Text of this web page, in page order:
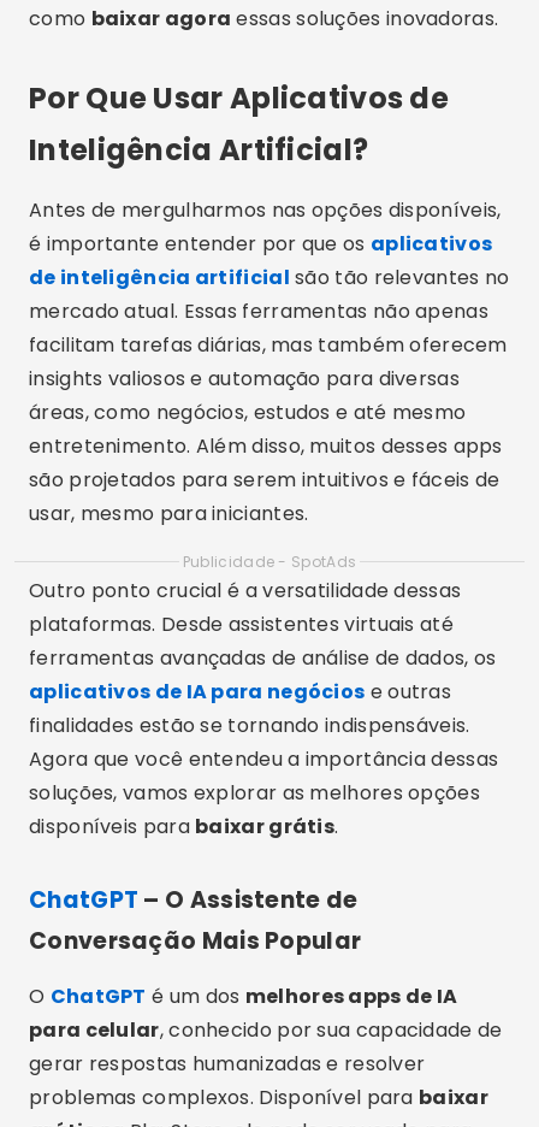
como baixar agora essas soluções inovadoras.
Por Que Usar Aplicativos de
Inteligência Artificial?
Antes de mergulharmos nas opções disponíveis,
é importante entender por que os aplicativos
de inteligência artificial são tão relevantes no
mercado atual. Essas ferramentas não apenas
facilitam tarefas diárias, mas também oferecem
insights valiosos e automação para diversas
áreas, como negócios, estudos e até mesmo
entretenimento. Além disso, muitos desses apps
são projetados para serem intuitivos e fáceis de
usar, mesmo para iniciantes.
Publicidade - SpotAds
Outro ponto crucial é a versatilidade dessas
plataformas. Desde assistentes virtuais até
ferramentas avançadas de análise de dados, os
aplicativos de IA para negócios e outras
finalidades estão se tornando indispensáveis.
Agora que você entendeu a importância dessas
soluções, vamos explorar as melhores opções
disponíveis para baixar grátis.
ChatGPT – O Assistente de
Conversação Mais Popular
O ChatGPT é um dos melhores apps de IA
para celular, conhecido por sua capacidade de
gerar respostas humanizadas e resolver
problemas complexos. Disponível para baixar